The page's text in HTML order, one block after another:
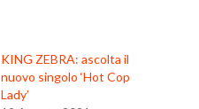
KING ZEBRA: ascolta il
nuovo singolo ‘Hot Cop
Lady’